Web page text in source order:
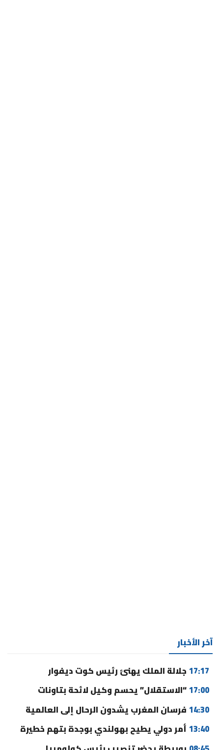
آخر الأخبار
17:17 جلالة الملك يهنئ رئيس كوت ديفوار
17:00“الاستقلال” يحسم وكيل لائحة بتاونات
14:30 فرسان المغرب يشدون الرحال إلى العالمية
13:40 أمر دولي يطيح بهولندي بوجدة بتهم خطيرة